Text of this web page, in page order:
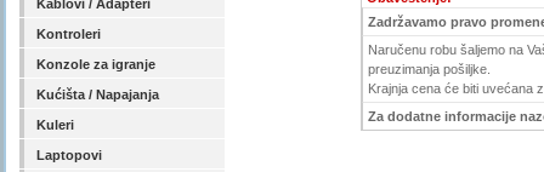
Kablovi / Adapteri
Kontroleri
Konzole za igranje
Kućišta / Napajanja
Kuleri
Laptopovi
Zadržavamo pravo
Naručenu robu šaljemo na
preuzimanja pošiljke.
Krajnja cena će biti uvećana
Za dodatne informacije